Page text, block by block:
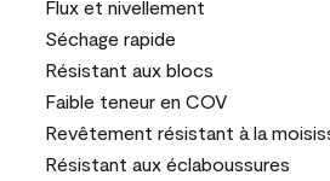
Flux et nivellement
Séchage rapide
Résistant aux blocs
Faible teneur en COV
Revêtement résistant à la
Résistant aux éclaboussures